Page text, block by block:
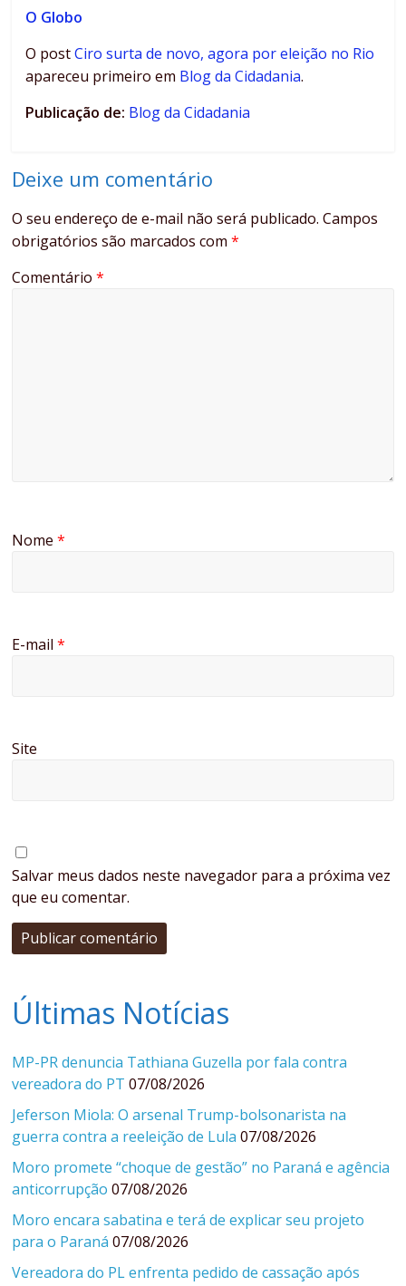
O Globo
O postCiro surta de novo, agora por eleição no Rio
apareceu primeiro em Blog da Cidadania.
Publicação de: Blog da Cidadania
Deixe um comentário
O seu endereço de e-mail não será publicado. Campos
obrigatórios são marcados com*
Comentário*
Nome*
E-mail*
Site
Salvar meus dados neste navegador para a próxima vez
que eu comentar.
Últimas Notícias
MP-PR denuncia Tathiana Guzella por fala contra
vereadora do PT 07/08/2026
Jeferson Miola: O arsenal Trump-bolsonarista na
guerra contra a reeleição de Lula 07/08/2026
Moro promete “choque de gestão” no Paraná e agência
anticorrupção 07/08/2026
Moro encara sabatina e terá de explicar seu projeto
para o Paraná 07/08/2026
Vereadora do PL enfrenta pedido de cassação após